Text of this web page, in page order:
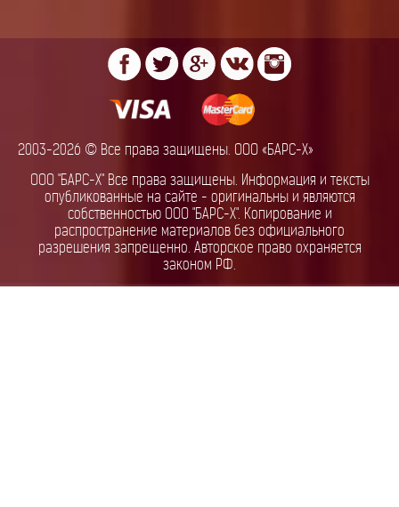
2003-2026 © Все права защищены. ООО «БАРС-Х»
ООО "БАРС-Х" Все права защищены. Информация и тексты
опубликованные на сайте - оригинальны и являются
собственностью ООО "БАРС-Х". Копирование и
распространение материалов без официального
разрешения запрещенно. Авторское право охраняется
законом РФ.